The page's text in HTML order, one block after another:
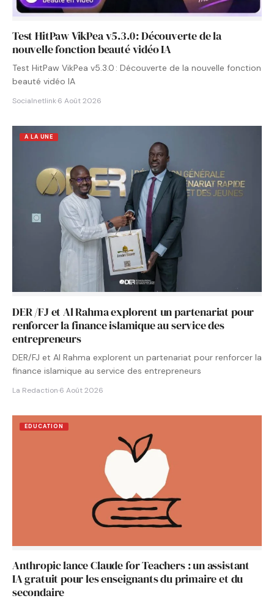
Test HitPaw VikPea v5.3.0 : Découverte de la
nouvelle fonction beauté vidéo IA
Test HitPaw VikPea v5.3.0 : Découverte de la nouvelle fonction
beauté vidéo IA
Socialnetlink·6 Août 2026
A LA UNE
DER /FJ et Al Rahma explorent un partenariat pour
renforcer la finance islamique au service des
entrepreneurs
DER/FJ et Al Rahma explorent un partenariat pour renforcer la
finance islamique au service des entrepreneurs
La Redaction·6 Août 2026
EDUCATION
Anthropic lance Claude for Teachers : un assistant
IA gratuit pour les enseignants du primaire et du
secondaire